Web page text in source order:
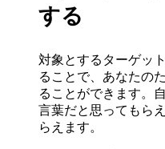
する
対象とするターゲッ
ることで、あなたの
ることができます。
言葉だと思ってもら
らえます。